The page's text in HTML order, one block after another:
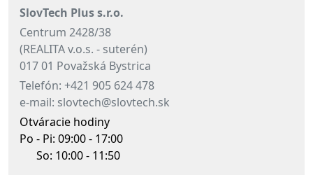
SlovTech Plus s.r.o.
Centrum 2428/38
(REALITA v.o.s. - suterén)
017 01 Považská Bystrica
Telefón: +421 905 624 478
e-mail: slovtech@slovtech.sk
Otváracie hodiny
Po - Pi: 09:00 - 17:00
So: 10:00 - 11:50